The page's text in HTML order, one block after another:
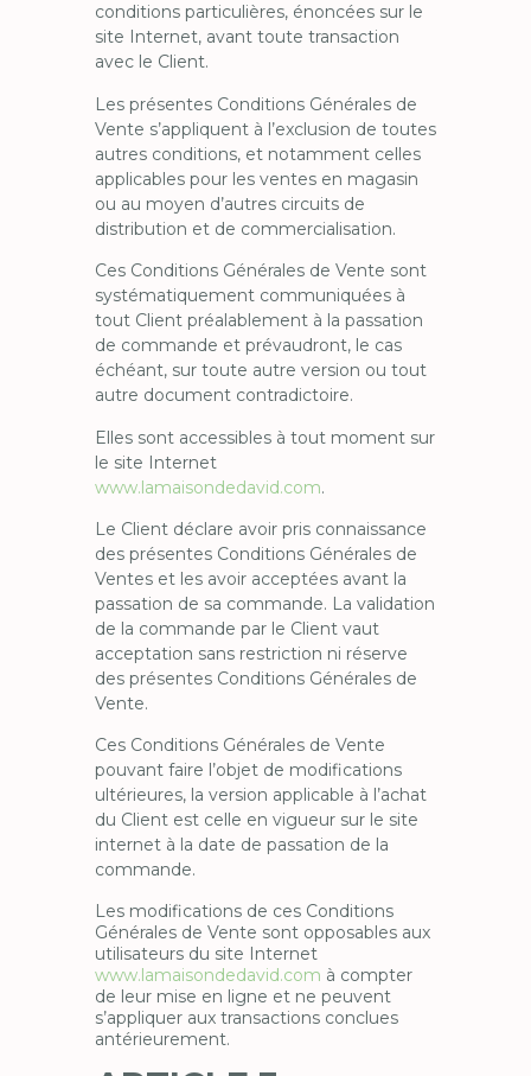
conditions particulières, énoncées sur le
site Internet, avant toute transaction
avec le Client.
Les présentes Conditions Générales de
Vente s’appliquent à l’exclusion de toutes
autres conditions, et notamment celles
applicables pour les ventes en magasin
ou au moyen d’autres circuits de
distribution et de commercialisation.
Ces Conditions Générales de Vente sont
systématiquement communiquées à
tout Client préalablement à la passation
de commande et prévaudront, le cas
échéant, sur toute autre version ou tout
autre document contradictoire.
Elles sont accessibles à tout moment sur
le site Internet
www.lamaisondedavid.com.
Le Client déclare avoir pris connaissance
des présentes Conditions Générales de
Ventes et les avoir acceptées avant la
passation de sa commande. La validation
de la commande par le Client vaut
acceptation sans restriction ni réserve
des présentes Conditions Générales de
Vente.
Ces Conditions Générales de Vente
pouvant faire l’objet de modifications
ultérieures, la version applicable à l’achat
du Client est celle en vigueur sur le site
internet à la date de passation de la
commande.
Les modifications de ces Conditions
Générales de Vente sont opposables aux
utilisateurs du site Internet
www.lamaisondedavid.com à compter
de leur mise en ligne et ne peuvent
s’appliquer aux transactions conclues
antérieurement.